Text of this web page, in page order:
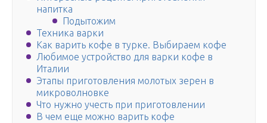
напитка
Подытожим
Техника варки
Как варить кофе в турке. Выбираем кофе
Любимое устройство для варки кофе в
Италии
Этапы приготовления молотых зерен в
микроволновке
Что нужно учесть при приготовлении
В чем еще можно варить кофе